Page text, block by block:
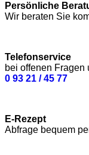
Persönliche
Wir beraten Sie
Telefonservice
bei offenen Fragen
0 93 21 / 45 77
E-Rezept
Abfrage bequem